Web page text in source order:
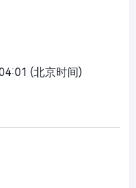
(北京时间)